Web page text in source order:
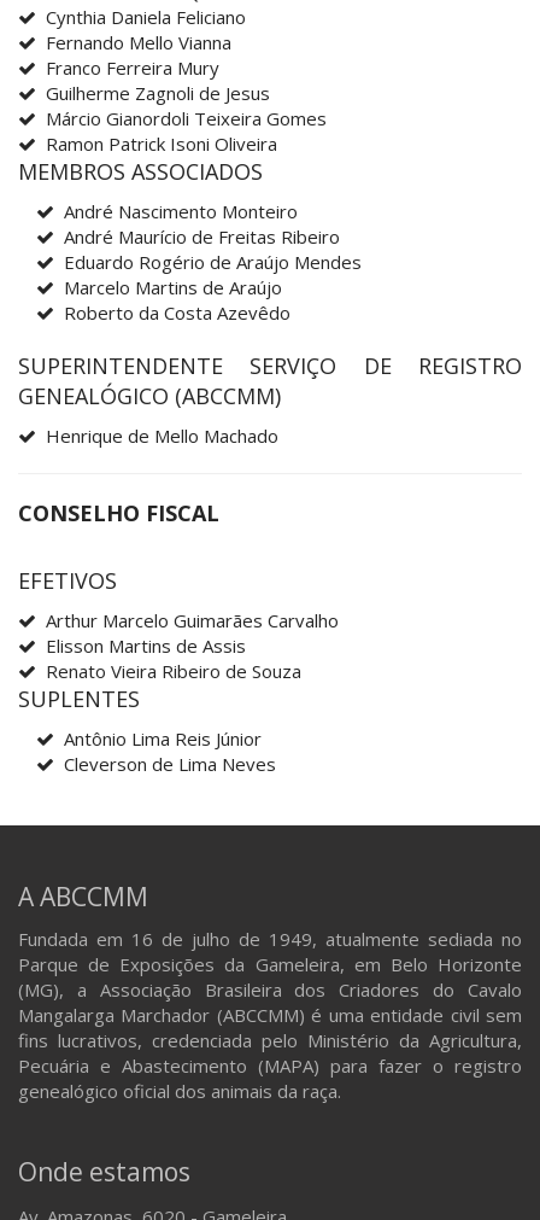
Cynthia Daniela Feliciano
Fernando Mello Vianna
Franco Ferreira Mury
Guilherme Zagnoli de Jesus
Márcio Gianordoli Teixeira Gomes
Ramon Patrick Isoni Oliveira
MEMBROS ASSOCIADOS
André Nascimento Monteiro
André Maurício de Freitas Ribeiro
Eduardo Rogério de Araújo Mendes
Marcelo Martins de Araújo
Roberto da Costa Azevêdo
SUPERINTENDENTE SERVIÇO DE REGISTRO
GENEALÓGICO (ABCCMM)
Henrique de Mello Machado
CONSELHO FISCAL
EFETIVOS
Arthur Marcelo Guimarães Carvalho
Elisson Martins de Assis
Renato Vieira Ribeiro de Souza
SUPLENTES
Antônio Lima Reis Júnior
Cleverson de Lima Neves
A ABCCMM
Fundada em 16 de julho de 1949, atualmente sediada no
Parque de Exposições da Gameleira, em Belo Horizonte
(MG), a Associação Brasileira dos Criadores do Cavalo
Mangalarga Marchador (ABCCMM) é uma entidade civil sem
fins lucrativos, credenciada pelo Ministério da Agricultura,
Pecuária e Abastecimento (MAPA) para fazer o registro
genealógico oficial dos animais da raça.
Onde estamos